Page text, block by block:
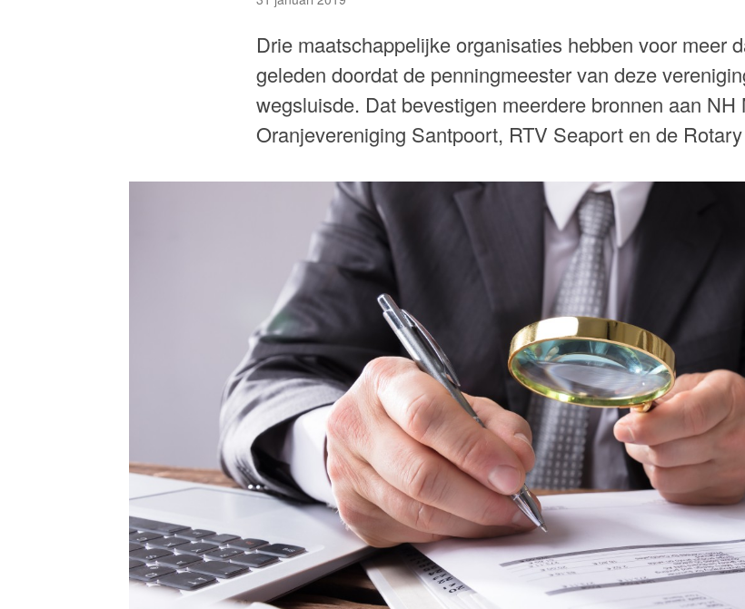
Drie maatschappelijke organisaties hebben voor meer
geleden doordat de penningmeester van deze
wegsluisde. Dat bevestigen meerdere bronnen aan
Oranjevereniging Santpoort, RTV Seaport en de